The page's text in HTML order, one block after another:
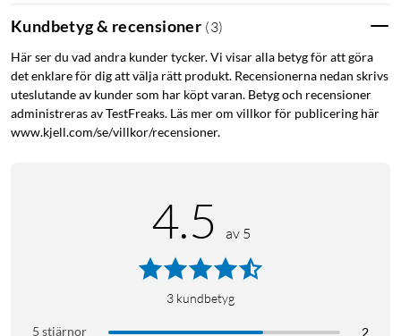
Kundbetyg & recensioner (3)
Här ser du vad andra kunder tycker. Vi visar alla betyg för att göra
det enklare för dig att välja rätt produkt. Recensionerna nedan skrivs
uteslutande av kunder som har köpt varan. Betyg och recensioner
administreras av TestFreaks. Läs mer om villkor för publicering här
www.kjell.com/se/villkor/recensioner.
4.5 av 5
3 kundbetyg
5 stjärnor 2